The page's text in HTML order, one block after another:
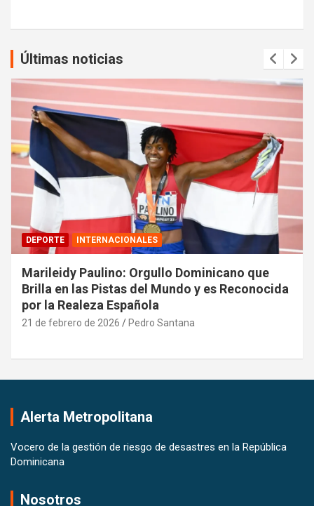
Últimas noticias
DEPORTE INTERNACIONALES
Marileidy Paulino: Orgullo Dominicano que
Brilla en las Pistas del Mundo y es Reconocida
por la Realeza Española
21 de febrero de 2026 Pedro Santana
Alerta Metropolitana
Vocero de la gestión de riesgo de desastres en la República
Dominicana
Nosotros